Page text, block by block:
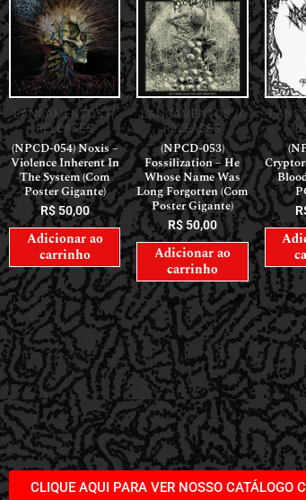
LANÇAMENTOS //
RELEASES
(NPCD-054) Noxis –
Violence Inherent In
The System (Com
Poster Gigante)
R$50,00
Adicionar ao
carrinho
LANÇAMENTOS //
RELEASES
(NPCD-053)
Fossilization – He
Whose Name Was
Long Forgotten (Com
Poster Gigante)
R$50,00
Adicionar ao
carrinho
CLIQUE AQUI PARA VER NOSSO CATÁLOGO